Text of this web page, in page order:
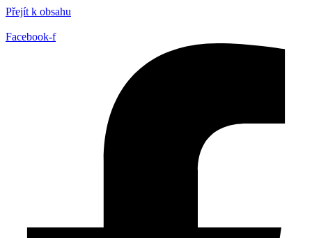
Přejít k obsahu
Facebook-f